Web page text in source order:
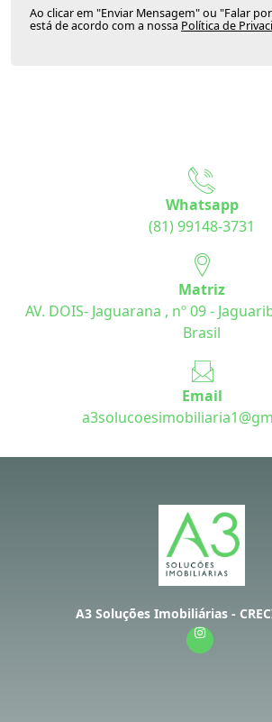
Ao clicar em "Enviar Mensagem" ou "Falar
está de acordo com a nossa Política de
Whatsapp
(81) 99148-3731
Matriz
AV. DOIS- Jaguarana , nº 09 -
Brasil
Email
A3 Soluções Imobiliárias -